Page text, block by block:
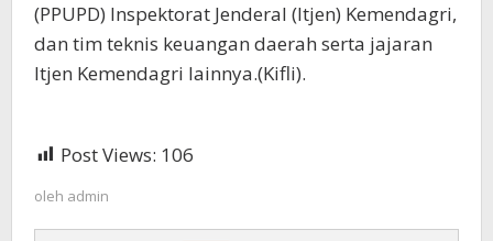
(PPUPD) Inspektorat Jenderal (Itjen) Kemendagri,
dan tim teknis keuangan daerah serta jajaran
Itjen Kemendagri lainnya.(Kifli).
Post Views: 106
oleh admin